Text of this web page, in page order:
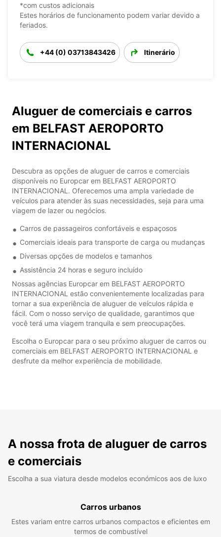
*com custos adicionais
Estes horários de funcionamento podem variar devido a
feriados.
+44 (0) 03713843426 Itinerário
Aluguer de comerciais e carros
em BELFAST AEROPORTO
INTERNACIONAL
Descubra as opções de aluguer de carros e comerciais
disponíveis no Europcar em BELFAST AEROPORTO
INTERNACIONAL. Oferecemos uma ampla variedade de
veículos para atender às suas necessidades, seja para uma
viagem de lazer ou negócios.
Carros de passageiros confortáveis e espaçosos
Comerciais ideais para transporte de carga ou mudanças
Diversas opções de modelos e tamanhos
Assistência 24 horas e seguro incluído
Nossas agências Europcar em BELFAST AEROPORTO
INTERNACIONAL estão convenientemente localizadas para
tornar a sua experiência de aluguer de veículos rápida e
fácil. Com o nosso serviço de qualidade, garantimos que
você terá uma viagem tranquila e sem preocupações.
Escolha o Europcar para o seu próximo aluguer de carros ou
comerciais em BELFAST AEROPORTO INTERNACIONAL e
desfrute da melhor experiência de mobilidade.
A nossa frota de aluguer de carros
e comerciais
Escolha a sua viatura desde modelos económicos aos de luxo
Carros urbanos
Estes variam entre carros urbanos compactos e eficientes em
termos de combustível